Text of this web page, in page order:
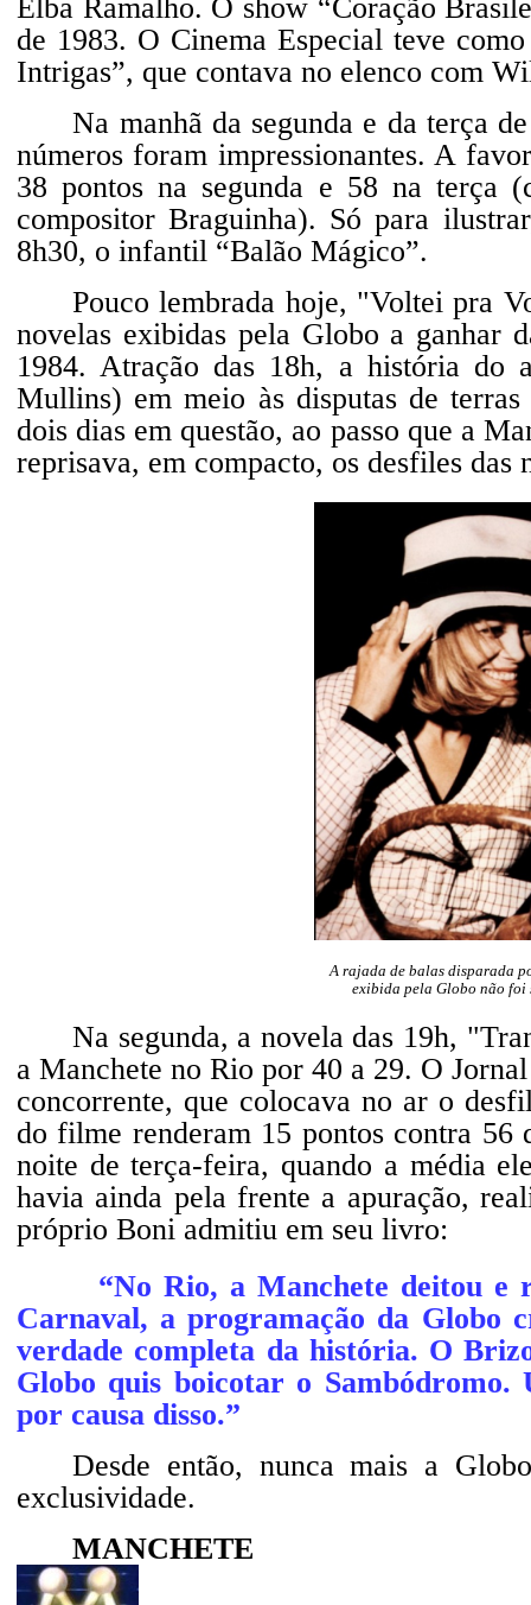
Elba Ramalho. O show “Coração
de 1983. O Cinema Especial teve
Intrigas”, que contava no elenco com
Na manhã da segunda e da terça
números foram impressionantes. A
38 pontos na segunda e 58 na terça
compositor Braguinha). Só para
8h30, o infantil “Balão Mágico”.
Pouco lembrada hoje, "Voltei pra
novelas exibidas pela Globo a ganhar
1984. Atração das 18h, a história do
Mullins) em meio às disputas de
dois dias em questão, ao passo que a
reprisava, em compacto, os desfiles
A rajada de balas disparada
exibida pela Globo não
Na segunda, a novela das 19h,
a Manchete no Rio por 40 a 29. O
concorrente, que colocava no ar o
do filme renderam 15 pontos contra 56
noite de terça-feira, quando a média
havia ainda pela frente a apuração,
próprio Boni admitiu em seu livro:
“No Rio, a Manchete deitou e
Carnaval, a programação da Globo
verdade completa da história. O
Globo quis boicotar o
por causa disso.”
Desde então, nunca mais a
exclusividade.
MANCHETE